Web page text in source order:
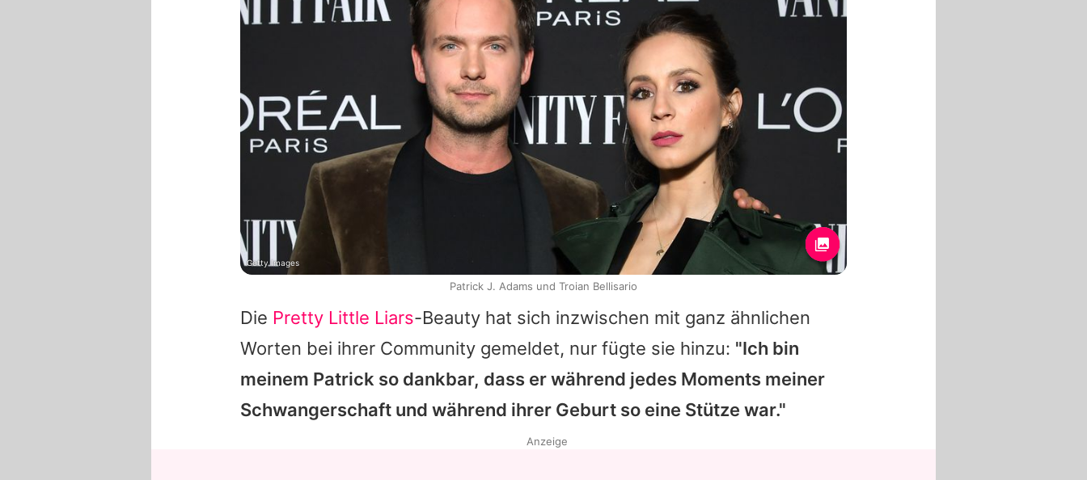
Die Pretty Little Liars-Beauty hat sich inzwischen mit ganz ähnlichen
Worten bei ihrer Community gemeldet, nur fügte sie hinzu: "Ich bin
meinem Patrick so dankbar, dass er während jedes Moments meiner
Schwangerschaft und während ihrer Geburt so eine Stütze war."
Getty Images
Patrick J. Adams und Troian Bellisario
Anzeige